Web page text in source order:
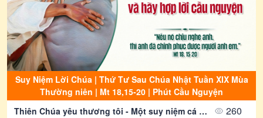
Suy Niệm Lời Chúa | Thứ Tư Sau Chúa Nhật Tuần XIX Mùa
Thường niên | Mt 18,15-20 | Phút Cầu Nguyện
Thiên Chúa yêu thương tôi - Một suy niệm cá nhân về tình yêu vô điều kiện của Chúa Cha
260